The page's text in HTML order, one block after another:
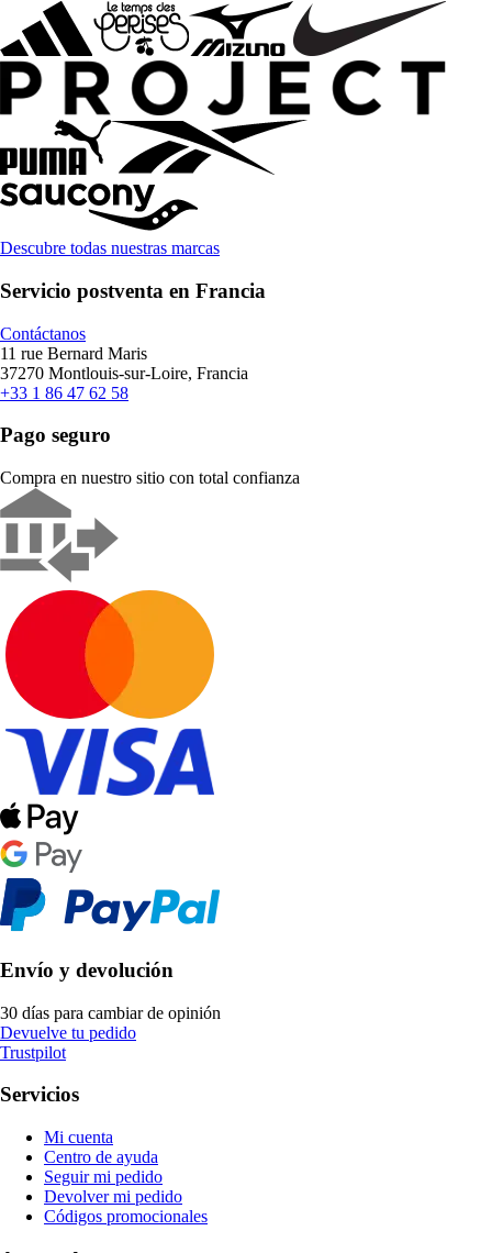
Descubre todas nuestras marcas
Servicio postventa en Francia
Contáctanos
11 rue Bernard Maris
37270 Montlouis-sur-Loire, Francia
+33 1 86 47 62 58
Pago seguro
Compra en nuestro sitio con total confianza
Envío y devolución
30 días para cambiar de opinión
Devuelve tu pedido
Trustpilot
Servicios
Mi cuenta
Centro de ayuda
Seguir mi pedido
Devolver mi pedido
Códigos promocionales